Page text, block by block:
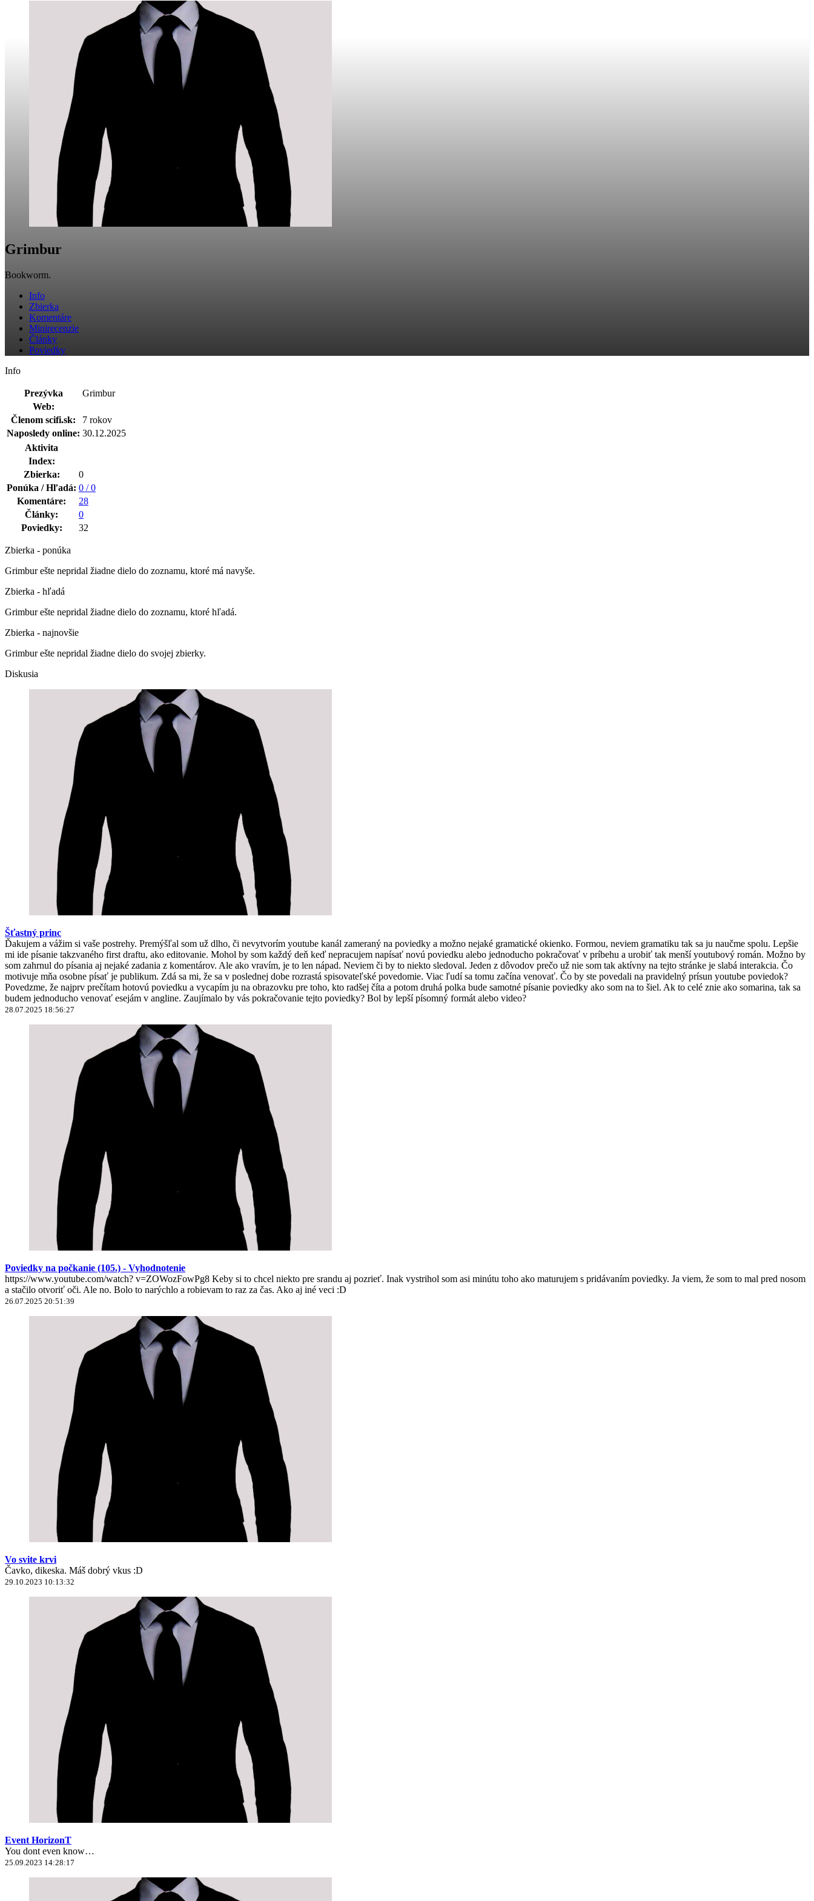
Grimbur
Bookworm.
Info
Zbierka
Komentáre
Minirecenzie
Články
Poviedky
Info
Prezývka
Grimbur
Web:
Členom scifi.sk:
7 rokov
Naposledy online: 30.12.2025
Aktivita
Index:
Zbierka:
0
Ponúka / Hľadá: 0 / 0
Komentáre:
28
Články:
0
Poviedky:
32
Zbierka - ponúka
Grimbur ešte nepridal žiadne dielo do zoznamu, ktoré má navyše.
Zbierka - hľadá
Grimbur ešte nepridal žiadne dielo do zoznamu, ktoré hľadá.
Zbierka - najnovšie
Grimbur ešte nepridal žiadne dielo do svojej zbierky.
Diskusia
Šťastný princ
Ďakujem a vážim si vaše postrehy. Premýšľal som už dlho, či nevytvorím youtube kanál zameraný na poviedky a možno nejaké gramatické okienko. Formou, neviem gramatiku tak sa ju naučme spolu. Lepšie
mi ide písanie takzvaného first draftu, ako editovanie. Mohol by som každý deň keď nepracujem napísať novú poviedku alebo jednoducho pokračovať v príbehu a urobiť tak menší youtubový román. Možno by
som zahrnul do písania aj nejaké zadania z komentárov. Ale ako vravím, je to len nápad. Neviem či by to niekto sledoval. Jeden z dôvodov prečo už nie som tak aktívny na tejto stránke je slabá interakcia. Čo
motivuje mňa osobne písať je publikum. Zdá sa mi, že sa v poslednej dobe rozrastá spisovateľské povedomie. Viac ľudí sa tomu začína venovať. Čo by ste povedali na pravidelný prísun youtube poviedok?
Povedzme, že najprv prečítam hotovú poviedku a vycapím ju na obrazovku pre toho, kto radšej číta a potom druhá polka bude samotné písanie poviedky ako som na to šiel. Ak to celé znie ako somarina, tak sa
budem jednoducho venovať esejám v angline. Zaujímalo by vás pokračovanie tejto poviedky? Bol by lepší písomný formát alebo video?
28.07.2025 18:56:27
Poviedky na počkanie (105.) - Vyhodnotenie
https://www.youtube.com/watch? v=ZOWozFowPg8 Keby si to chcel niekto pre srandu aj pozrieť. Inak vystrihol som asi minútu toho ako maturujem s pridávaním poviedky. Ja viem, že som to mal pred nosom
a stačilo otvoriť oči. Ale no. Bolo to narýchlo a robievam to raz za čas. Ako aj iné veci :D
26.07.2025 20:51:39
Vo svite krvi
Čavko, dikeska. Máš dobrý vkus :D
29.10.2023 10:13:32
Event HorizonT
You dont even know…
25.09.2023 14:28:17